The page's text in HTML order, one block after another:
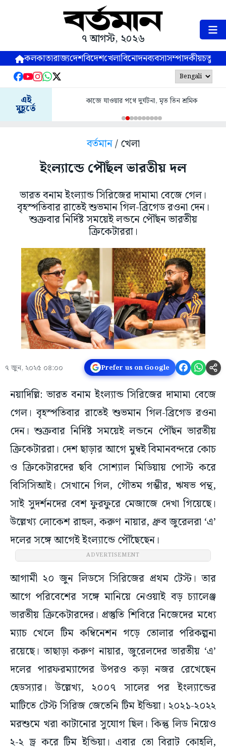
৭ আগস্ট, ২০২৬
কলকাতারাজ্যদেশবিদেশখেলাবিনোদনব্যবসাসম্পাদকীয়
এই
মুহূর্তে
কাজে যাওয়ার পথে দুর্ঘটনা, মৃত তিন শ্রমিক
বর্তমান/ খেলা
ইংল্যান্ডে পৌঁছল ভারতীয় দল
ভারত বনাম ইংল্যান্ড সিরিজের দামামা বেজে গেল।
বৃহস্পতিবার রাতেই শুভমান গিল-ব্রিগেড রওনা দেন।
শুক্রবার নির্দিষ্ট সময়েই লন্ডনে পৌঁছন ভারতীয়
ক্রিকেটাররা।
৭ জুন, ২০২৫ ০৪:০০ Prefer us on Google
নয়াদিল্লি: ভারত বনাম ইংল্যান্ড সিরিজের দামামা বেজে
গেল। বৃহস্পতিবার রাতেই শুভমান গিল-ব্রিগেড রওনা
দেন। শুক্রবার নির্দিষ্ট সময়েই লন্ডনে পৌঁছন ভারতীয়
ক্রিকেটাররা। দেশ ছাড়ার আগে মুম্বই বিমানবন্দরে কোচ
ও ক্রিকেটারদের ছবি সোশ্যাল মিডিয়ায় পোস্ট করে
বিসিসিআই। সেখানে গিল, গৌতম গম্ভীর, ঋষভ পন্থ,
সাই সুদর্শনদের বেশ ফুরফুরে মেজাজে দেখা গিয়েছে।
উল্লেখ্য লোকেশ রাহুল, করুণ নায়ার, ধ্রুব জুরেলরা ‘এ’
দলের সঙ্গে আগেই ইংল্যান্ডে পৌঁছেছেন।
ADVERTISEMENT
আগামী ২০ জুন লিডসে সিরিজের প্রথম টেস্ট। তার
আগে পরিবেশের সঙ্গে মানিয়ে নেওয়াই বড় চ্যালেঞ্জ
ভারতীয় ক্রিকেটারদের। প্রস্তুতি শিবিরে নিজেদের মধ্যে
ম্যাচ খেলে টিম কম্বিনেশন গড়ে তোলার পরিকল্পনা
রয়েছে। তাছাড়া করুণ নায়ার, জুরেলদের ভারতীয় ‘এ’
দলের পারফরম্যান্সের উপরও কড়া নজর রেখেছেন
হেডস্যার। উল্লেখ্য, ২০০৭ সালের পর ইংল্যান্ডের
মাটিতে টেস্ট সিরিজ জেতেনি টিম ইন্ডিয়া। ২০২১-২০২২
মরশুমে খরা কাটানোর সুযোগ ছিল। কিন্তু লিড নিয়েও
২-২ ড্র করে টিম ইন্ডিয়া। এবার তো বিরাট কোহলি,